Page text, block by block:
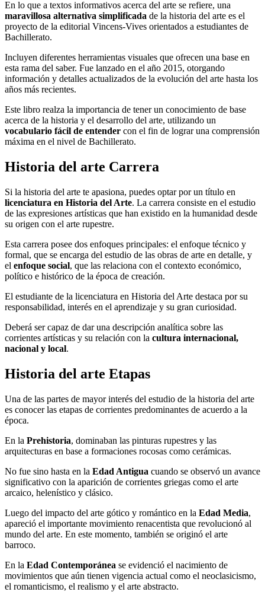
En lo que a textos informativos acerca del arte se refiere, una
maravillosa alternativa simplificada de la historia del arte es el
proyecto de la editorial Vincens-Vives orientados a estudiantes de
Bachillerato.
Incluyen diferentes herramientas visuales que ofrecen una base en
esta rama del saber. Fue lanzado en el año 2015, otorgando
información y detalles actualizados de la evolución del arte hasta los
años más recientes.
Este libro realza la importancia de tener un conocimiento de base
acerca de la historia y el desarrollo del arte, utilizando un
vocabulario fácil de entender con el fin de lograr una comprensión
máxima en el nivel de Bachillerato.
Historia del arte Carrera
Si la historia del arte te apasiona, puedes optar por un título en
licenciatura en Historia del Arte. La carrera consiste en el estudio
de las expresiones artísticas que han existido en la humanidad desde
su origen con el arte rupestre.
Esta carrera posee dos enfoques principales: el enfoque técnico y
formal, que se encarga del estudio de las obras de arte en detalle, y
el enfoque social, que las relaciona con el contexto económico,
político e histórico de la época de creación.
El estudiante de la licenciatura en Historia del Arte destaca por su
responsabilidad, interés en el aprendizaje y su gran curiosidad.
Deberá ser capaz de dar una descripción analítica sobre las
corrientes artísticas y su relación con la cultura internacional,
nacional y local.
Historia del arte Etapas
Una de las partes de mayor interés del estudio de la historia del arte
es conocer las etapas de corrientes predominantes de acuerdo a la
época.
En la Prehistoria, dominaban las pinturas rupestres y las
arquitecturas en base a formaciones rocosas como cerámicas.
No fue sino hasta en la Edad Antigua cuando se observó un avance
significativo con la aparición de corrientes griegas como el arte
arcaico, helenístico y clásico.
Luego del impacto del arte gótico y romántico en la Edad Media,
apareció el importante movimiento renacentista que revolucionó al
mundo del arte. En este momento, también se originó el arte
barroco.
En la Edad Contemporánea se evidenció el nacimiento de
movimientos que aún tienen vigencia actual como el neoclasicismo,
el romanticismo, el realismo y el arte abstracto.